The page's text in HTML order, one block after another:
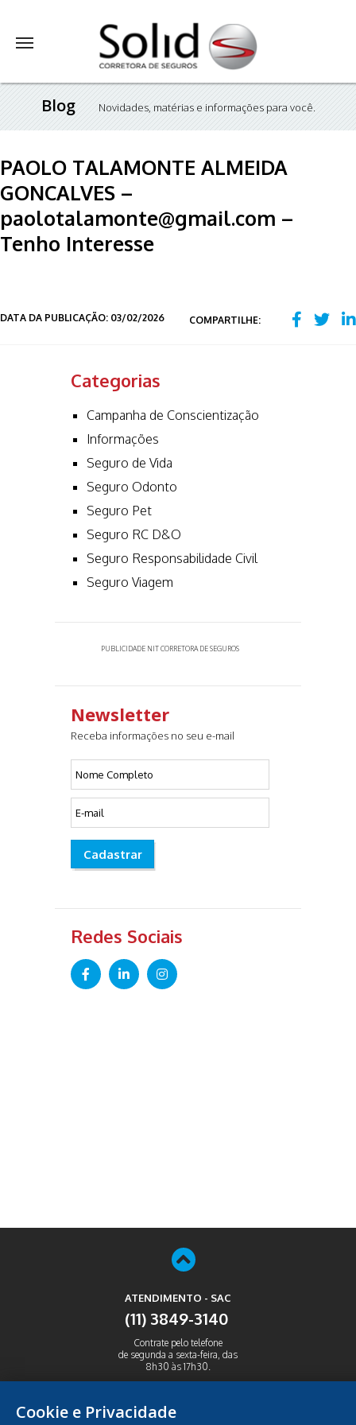
Blog Novidades, matérias e informações para você.
PAOLO TALAMONTE ALMEIDA
GONCALVES –
paolotalamonte@gmail.com –
Tenho Interesse
DATA DA PUBLICAÇÃO: 03/02/2026 COMPARTILHE:
Categorias
Campanha de Conscientização
Informações
Seguro de Vida
Seguro Odonto
Seguro Pet
Seguro RC D&O
Seguro Responsabilidade Civil
Seguro Viagem
PUBLICIDADE NIT CORRETORA DE SEGUROS
Newsletter
Receba informações no seu e-mail
Cadastrar
Redes Sociais
ATENDIMENTO - SAC
(11) 3849-3140
Contrate pelo telefone
de segunda a sexta-feira, das
8h30 às 17h30.
Cookie e Privacidade